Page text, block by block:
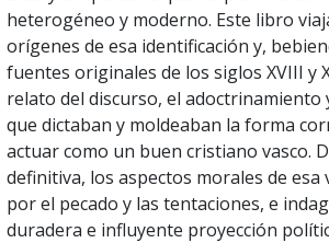
heterogéneo y moderno. Este libro
orígenes de esa identificación y,
fuentes originales de los siglos XVIII y
relato del discurso, el adoctrinamiento
que dictaban y moldeaban la forma
actuar como un buen cristiano vasco.
definitiva, los aspectos morales de esa
por el pecado y las tentaciones, e
duradera e influyente proyección